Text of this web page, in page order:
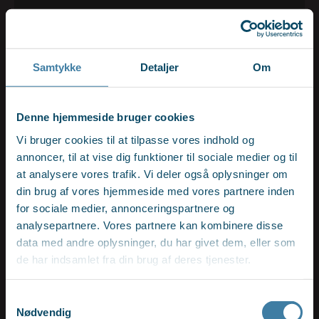
Samtykke Detaljer Om
Denne hjemmeside bruger cookies
Vi bruger cookies til at tilpasse vores indhold og
annoncer, til at vise dig funktioner til sociale medier og til
at analysere vores trafik. Vi deler også oplysninger om
din brug af vores hjemmeside med vores partnere inden
for sociale medier, annonceringspartnere og
analysepartnere. Vores partnere kan kombinere disse
data med andre oplysninger, du har givet dem, eller som
de har indsamlet fra din brug af deres tjenester.
Nødvendig